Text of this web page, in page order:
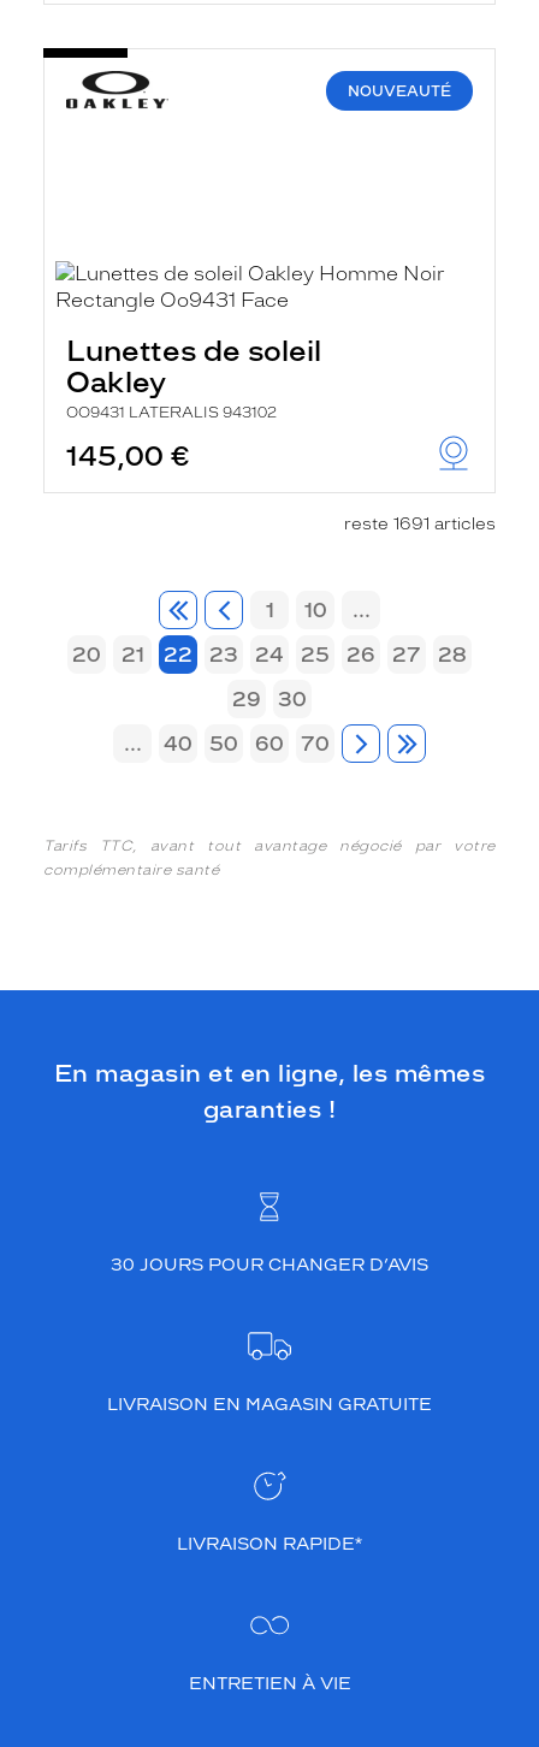
NOUVEAUTÉ
Lunettes de soleil
Oakley
OO9431 LATERALIS 943102
145,00 €
reste 1691 articles
1 10
...
20
21 22 23 24 25 26 27
28
29
30
...
40 50 60 70
Tarifs TTC, avant tout avantage négocié par votre
complémentaire santé
En magasin et en ligne, les mêmes
garanties !
30 JOURS POUR CHANGER D’AVIS
LIVRAISON EN MAGASIN GRATUITE
LIVRAISON RAPIDE*
ENTRETIEN À VIE